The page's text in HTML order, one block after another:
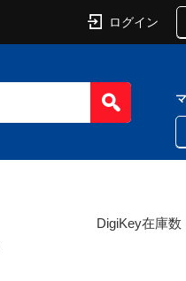
ログイン
DigiKey在庫数